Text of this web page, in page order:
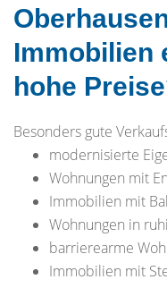
Immobilien
hohe
Besonders gute
modernisierte
Wohnungen mit
Immobilien mit
Wohnungen in
barrierearme
Immobilien mit